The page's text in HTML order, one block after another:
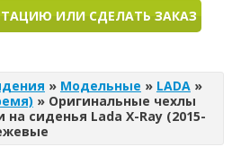
ИЛИ СДЕЛАТЬ ЗАКАЗ
» Модельные » LADA»
» Оригинальные чехлы
сиденья Lada X-Ray (2015-